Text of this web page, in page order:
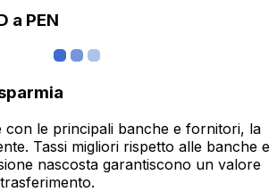
a PEN
con le principali banche e fornitori, la
Tassi migliori rispetto alle banche e
nascosta garantiscono un valore